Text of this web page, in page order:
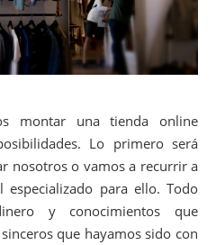
montar una tienda online
Lo primero será
nosotros o vamos a recurrir a
para ello. Todo
y conocimientos que
que hayamos sido con